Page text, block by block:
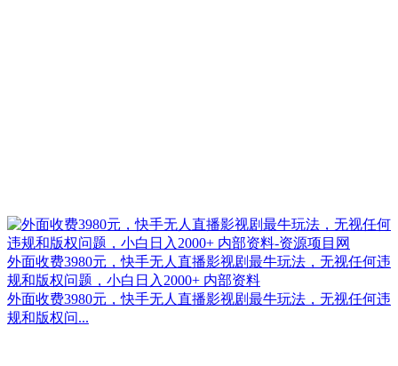
外面收费3980元，快手无人直播影视剧最牛玩法，无视任何违
规和版权问题，小白日入2000+ 内部资料
外面收费3980元，快手无人直播影视剧最牛玩法，无视任何违
规和版权问...